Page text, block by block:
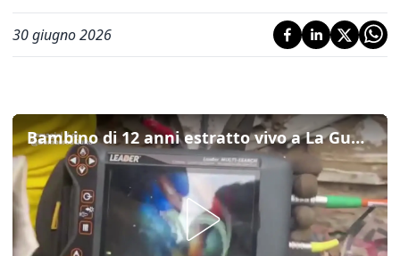
30 giugno 2026
Bambino di 12 anni estratto vivo a La Guaira dopo 5 giorni dal sisma